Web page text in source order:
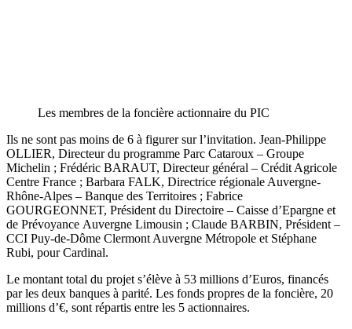
Les membres de la foncière actionnaire du PIC
Ils ne sont pas moins de 6 à figurer sur l’invitation. Jean-Philippe
OLLIER, Directeur du programme Parc Cataroux – Groupe
Michelin ; Frédéric BARAUT, Directeur général – Crédit Agricole
Centre France ; Barbara FALK, Directrice régionale Auvergne-
Rhône-Alpes – Banque des Territoires ; Fabrice
GOURGEONNET, Président du Directoire – Caisse d’Epargne et
de Prévoyance Auvergne Limousin ; Claude BARBIN, Président –
CCI Puy-de-Dôme Clermont Auvergne Métropole et Stéphane
Rubi, pour Cardinal.
Le montant total du projet s’élève à 53 millions d’Euros, financés
par les deux banques à parité. Les fonds propres de la foncière, 20
millions d’€, sont répartis entre les 5 actionnaires.